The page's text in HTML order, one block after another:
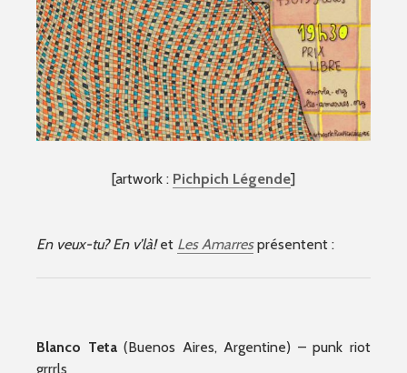
[artwork : Pichpich Légende]
En veux-tu? En v’là!et Les Amarresprésentent :
Blanco Teta(Buenos Aires, Argentine) – punk riot
grrrls